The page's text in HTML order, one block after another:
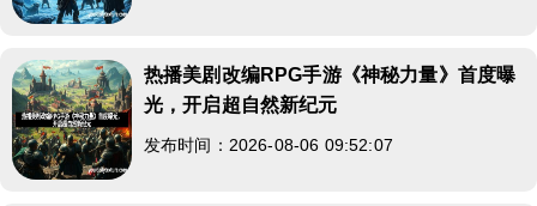
热播美剧改编RPG手游《神秘力量》首度曝
光，开启超自然新纪元
发布时间：2026-08-06 09:52:07